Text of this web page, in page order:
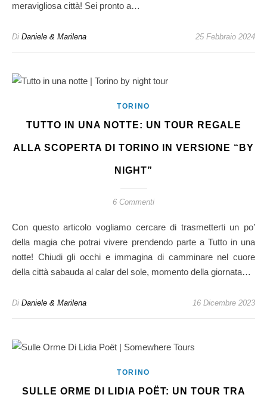
meravigliosa città! Sei pronto a…
Di Daniele & Marilena 25 Febbraio 2024
TORINO
TUTTO IN UNA NOTTE: UN TOUR REGALE
ALLA SCOPERTA DI TORINO IN VERSIONE “BY
NIGHT”
6 Commenti
Con questo articolo vogliamo cercare di trasmetterti un po’
della magia che potrai vivere prendendo parte a Tutto in una
notte! Chiudi gli occhi e immagina di camminare nel cuore
della città sabauda al calar del sole, momento della giornata…
Di Daniele & Marilena 16 Dicembre 2023
TORINO
SULLE ORME DI LIDIA POËT: UN TOUR TRA